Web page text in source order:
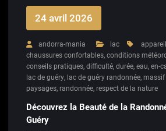
24 avril 2026
andorra-mania lac
chaussures confortables, conditions
conseils pratiques, difficulté, durée, eau, en-
lac de guéry, lac de guéry randonnée, massif
paysages, randonnée, respect de la nature
Découvrez la Beauté de la
Guéry